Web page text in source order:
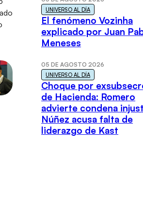
UNIVERSO AL DÍA
El fenómeno Vozinha
explicado por Juan
Meneses
05 DE AGOSTO 2026
UNIVERSO AL DÍA
Choque por
de Hacienda: Romero
advierte condena
Núñez acusa falta de
liderazgo de Kast